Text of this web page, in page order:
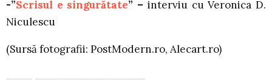
-”Scrisul e singurătate” – interviu cu Veronica D.
Niculescu
(Sursă fotografii: PostModern.ro, Alecart.ro)